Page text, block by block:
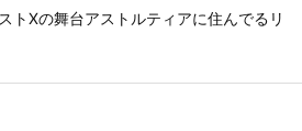
トⅩの舞台アストルティアに住んでるリ
